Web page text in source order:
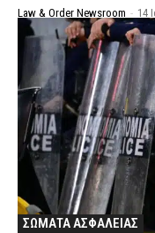
Law & Order Newsroom - 14
ΣΩΜΑΤΑ ΑΣΦΑΛΕΙΑΣ